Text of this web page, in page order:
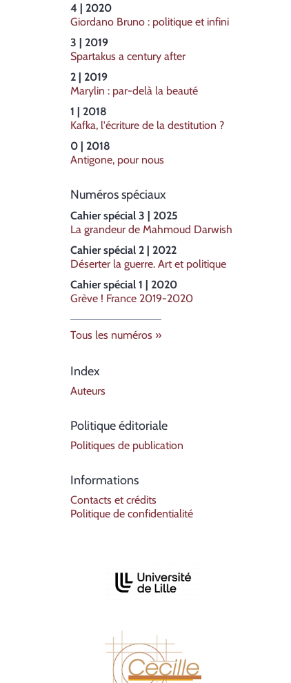
4 | 2020
Giordano Bruno : politique et infini
3 | 2019
Spartakus a century after
2 | 2019
Marylin : par-delà la beauté
1 | 2018
Kafka, l'écriture de la destitution ?
0 | 2018
Antigone, pour nous
Numéros spéciaux
Cahier spécial 3 | 2025
La grandeur de Mahmoud Darwish
Cahier spécial 2 | 2022
Déserter la guerre. Art et politique
Cahier spécial 1 | 2020
Grève ! France 2019-2020
Tous les numéros
Index
Auteurs
Politique éditoriale
Politiques de publication
Informations
Contacts et crédits
Politique de confidentialité